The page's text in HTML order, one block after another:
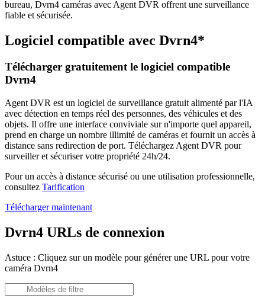
bureau, Dvrn4 caméras avec Agent DVR offrent une surveillance
fiable et sécurisée.
Logiciel compatible avec Dvrn4*
Télécharger gratuitement le logiciel compatible
Dvrn4
Agent DVR est un logiciel de surveillance gratuit alimenté par l'IA
avec détection en temps réel des personnes, des véhicules et des
objets. Il offre une interface conviviale sur n'importe quel appareil,
prend en charge un nombre illimité de caméras et fournit un accès à
distance sans redirection de port. Téléchargez Agent DVR pour
surveiller et sécuriser votre propriété 24h/24.
Pour un accès à distance sécurisé ou une utilisation professionnelle,
consultez Tarification
Télécharger maintenant
Dvrn4 URLs de connexion
Astuce : Cliquez sur un modèle pour générer une URL pour votre
caméra Dvrn4